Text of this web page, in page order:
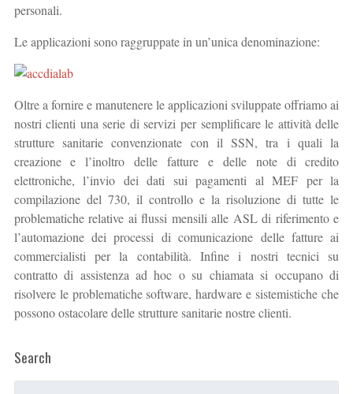
personali.
Le applicazioni sono raggruppate in un’unica denominazione:
Oltre a fornire e manutenere le applicazioni sviluppate offriamo ai
nostri clienti una serie di servizi per semplificare le attività delle
strutture sanitarie convenzionate con il SSN, tra i quali la
creazione e l’inoltro delle fatture e delle note di credito
elettroniche, l’invio dei dati sui pagamenti al MEF per la
compilazione del 730, il controllo e la risoluzione di tutte le
problematiche relative ai flussi mensili alle ASL di riferimento e
l’automazione dei processi di comunicazione delle fatture ai
commercialisti per la contabilità. Infine i nostri tecnici su
contratto di assistenza ad hoc o su chiamata si occupano di
risolvere le problematiche software, hardware e sistemistiche che
possono ostacolare delle strutture sanitarie nostre clienti.
Search